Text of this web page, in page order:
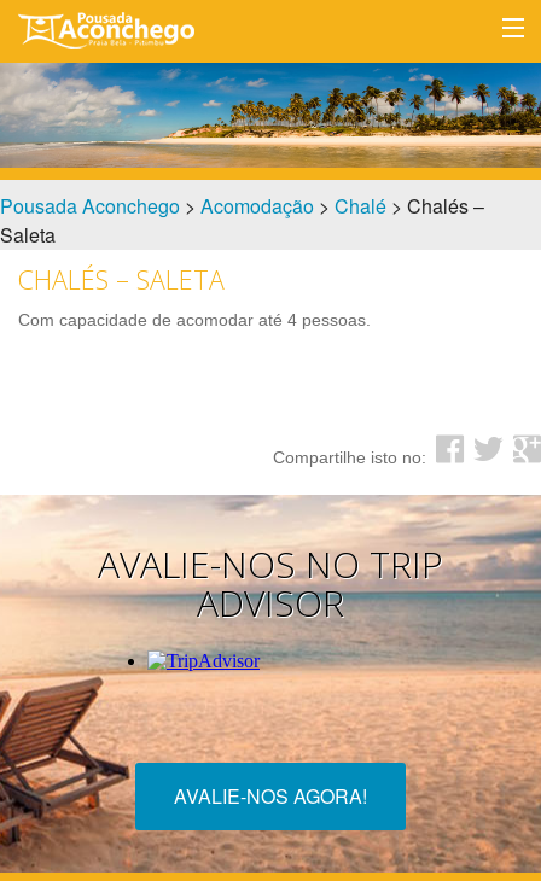
HOME
ACOMODAÇÕES
LOCALIZAÇÃO
TARIFAS
INFORMES
Pousada Aconchego > Acomodação > Chalé > Chalés –
Saleta
CHALÉS – SALETA
Com capacidade de acomodar até 4 pessoas.
Compartilhe isto no:
AVALIE-NOS NO TRIP
ADVISOR
AVALIE-NOS AGORA!